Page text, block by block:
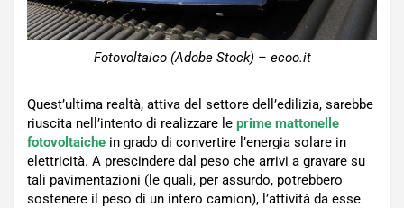
Fotovoltaico (Adobe Stock) – ecoo.it
Quest’ultima realtà, attiva del settore dell’edilizia, sarebbe
riuscita nell’intento di realizzare le prime mattonelle
fotovoltaiche in grado di convertire l’energia solare in
elettricità. A prescindere dal peso che arrivi a gravare su
tali pavimentazioni (le quali, per assurdo, potrebbero
sostenere il peso di un intero camion), l’attività da esse